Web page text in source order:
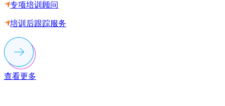
专项培训顾问
培训后跟踪服务
查看更多